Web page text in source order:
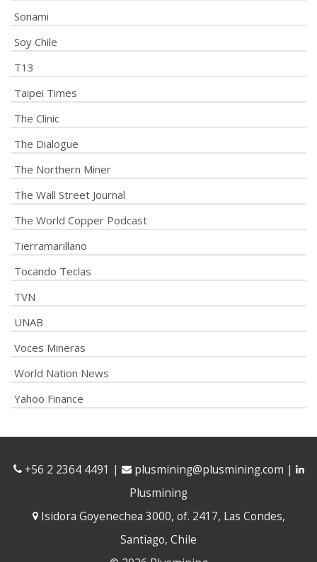
Sonami
Soy Chile
T13
Taipei Times
The Clinic
The Dialogue
The Northern Miner
The Wall Street Journal
The World Copper Podcast
Tierramarillano
Tocando Teclas
TVN
UNAB
Voces Mineras
World Nation News
Yahoo Finance
+56 2 2364 4491 | plusmining@plusmining.com |
Plusmining
Isidora Goyenechea 3000, of. 2417, Las Condes,
Santiago, Chile